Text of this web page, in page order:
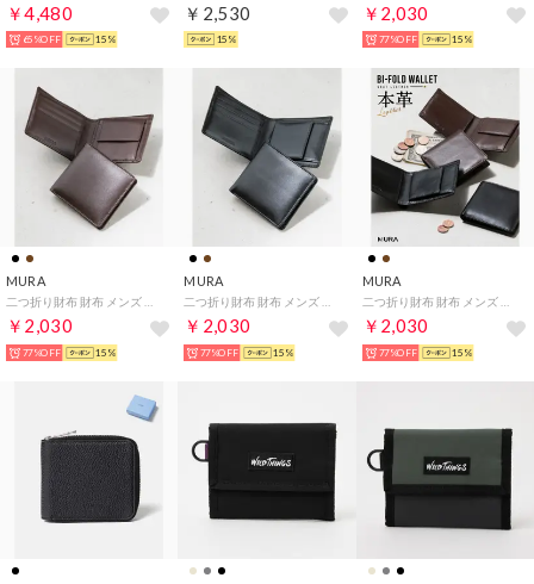
￥4,480
65%OFF 15%
￥2,530
15%
￥2,030
77%OFF 15%
MURA
￥2,030
77%OFF 15%
MURA
￥2,030
77%OFF 15%
MURA
￥2,030
77%OFF 15%